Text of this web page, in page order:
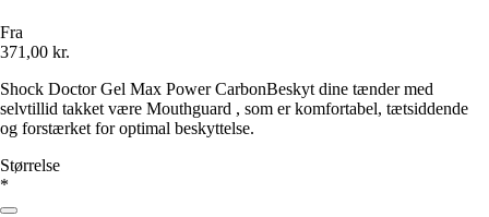
Fra
371,00 kr.
Shock Doctor Gel Max Power CarbonBeskyt dine tænder med
selvtillid takket være Mouthguard , som er komfortabel, tætsiddende
og forstærket for optimal beskyttelse.
Størrelse
*